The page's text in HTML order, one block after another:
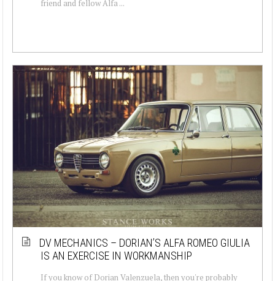
friend and fellow Alfa ...
DV MECHANICS – DORIAN’S ALFA ROMEO GIULIA
IS AN EXERCISE IN WORKMANSHIP
If you know of Dorian Valenzuela, then you're probably